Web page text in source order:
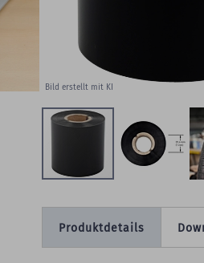
Bild erstellt mit KI
Produktdetails